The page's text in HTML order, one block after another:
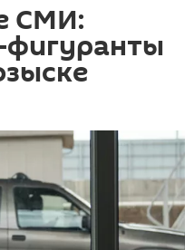
СМИ:
фигуранты